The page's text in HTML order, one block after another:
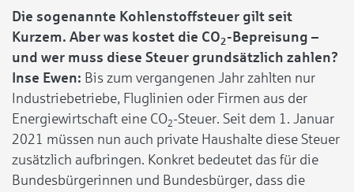
Die sogenannte Kohlenstoffsteuer gilt seit
Kurzem. Aber was kostet die CO2-Bepreisung –
und wer muss diese Steuer grundsätzlich zahlen?
Inse Ewen: Bis zum vergangenen Jahr zahlten nur
Industriebetriebe, Fluglinien oder Firmen aus der
Energiewirtschaft eine CO2-Steuer. Seit dem 1. Januar
2021 müssen nun auch private Haushalte diese Steuer
zusätzlich aufbringen. Konkret bedeutet das für die
Bundesbürgerinnen und Bundesbürger, dass die